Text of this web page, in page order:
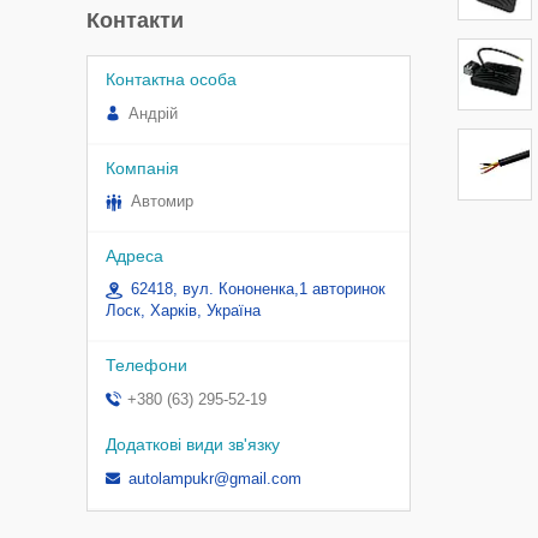
Контакти
Андрій
Автомир
62418, вул. Кононенка,1 авторинок
Лоск, Харків, Україна
+380 (63) 295-52-19
autolampukr@gmail.com